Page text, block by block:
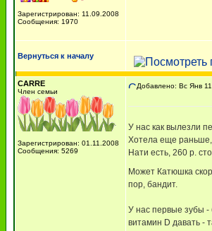
Зарегистрирован: 11.09.2008
Сообщения: 1970
Вернуться к началу
CARRE
Член семьи
Зарегистрирован: 01.11.2008
Сообщения: 5269
Добавлено: Вс Янв
У нас как вылезли
Хотела еще раньше,
Нати есть, 260 р.
Может Катюшка
пор, бандит.
У нас первые зубы -
витамин D давать -